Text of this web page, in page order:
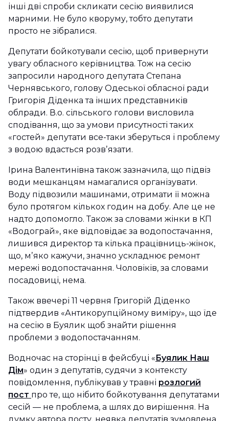
інші дві спроби скликати сесію виявилися
марними. Не було кворуму, тобто депутати
просто не зібралися.
Депутати бойкотували сесію, щоб привернути
увагу обласного керівництва. Тож на сесію
запросили народного депутата Степана
Чернявського, голову Одеської обласної ради
Григорія Діденка та інших представників
облради. В.о. сільського голови висловила
сподівання, що за умови присутності таких
«гостей» депутати все-таки зберуться і проблему
з водою вдасться розвʼязати.
Ірина Валентинівна також зазначила, що підвіз
води мешканцям намагалися організувати.
Воду підвозили машинами, отримати її можна
було протягом кількох годин на добу. Але це не
надто допомогло. Також за словами жінки в КП
«Водограй», яке відповідає за водопостачання,
лишився директор та кілька працівниць-жінок,
що, мʼяко кажучи, значно ускладнює ремонт
мережі водопостачання. Чоловіків, за словами
посадовиці, нема.
Також ввечері 11 червня Григорій Діденко
підтвердив «Антикорупційному виміру», що їде
на сесію в Буялик щоб знайти рішення
проблеми з водопостачанням.
Водночас на сторінці в фейсбуці «Буялик Наш
Дім» один з депутатів, судячи з контексту
повідомлення, публікував у травні розлогий
пост про те, що нібито бойкотування депутатами
сесій — не проблема, а шлях до вирішення. На